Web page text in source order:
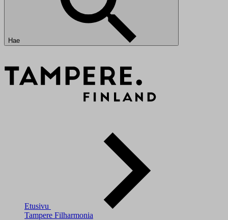
Hae
Etusivu
Tampere Filharmonia